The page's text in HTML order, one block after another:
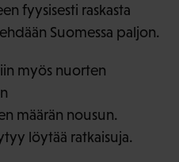
fyysisesti raskasta
Suomessa paljon.
myös nuorten
määrän nousun.
löytää ratkaisuja.